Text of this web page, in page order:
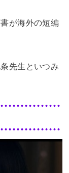
が海外の短編
先生といつみ